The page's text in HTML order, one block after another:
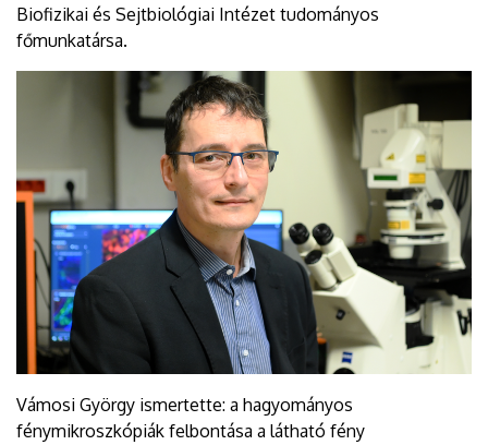
Biofizikai és Sejtbiológiai Intézet tudományos
főmunkatársa.
Vámosi György ismertette: a hagyományos
fénymikroszkópiák felbontása a látható fény